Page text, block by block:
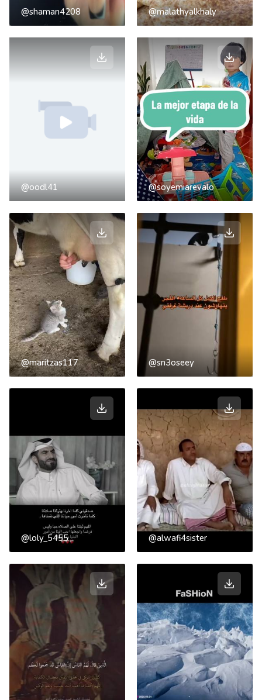
@shaman4208 @malathyalkhaly
@oodl41 @soyemiarevalo
@maritzas117 @sn3oseey
@loly_5455 @alwafi4sister